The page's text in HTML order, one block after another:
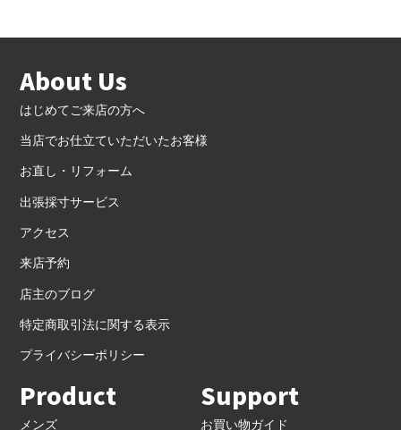
About Us
はじめてご来店の方へ
当店でお仕立ていただいたお客様
お直し・リフォーム
出張採寸サービス
アクセス
来店予約
店主のブログ
特定商取引法に関する表示
プライバシーポリシー
Product
メンズ
Support
お買い物ガイド